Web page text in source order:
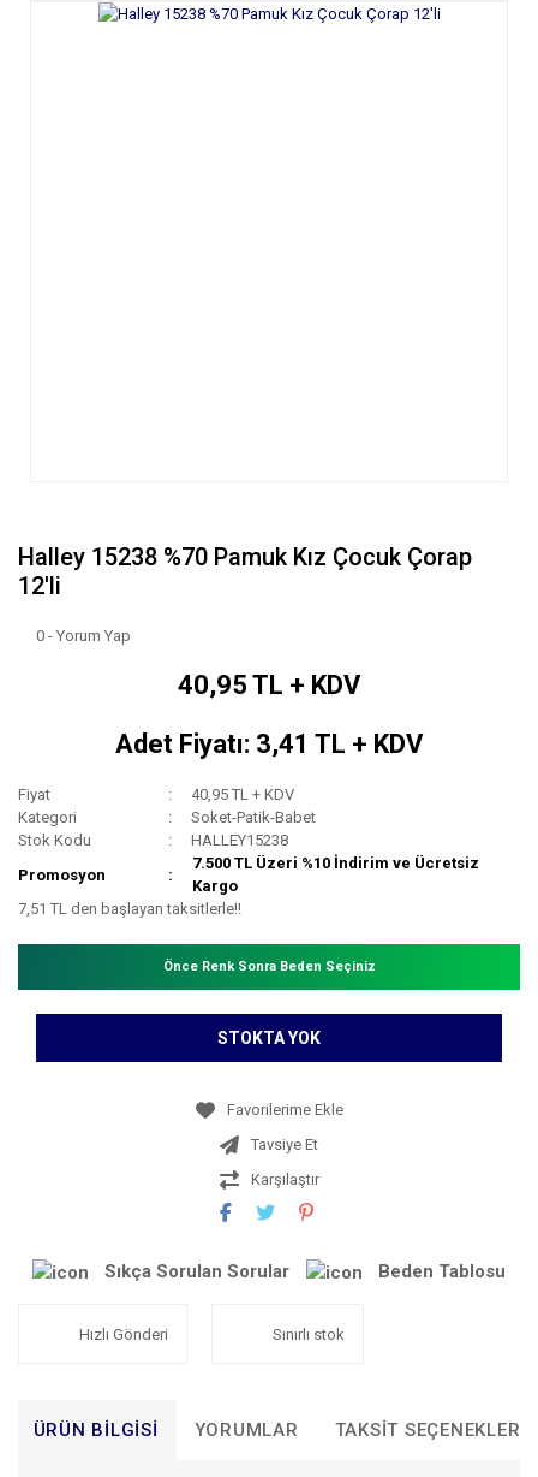
Halley 15238 %70 Pamuk Kız Çocuk Çorap
12'li
0 - Yorum Yap
40,95 TL + KDV
Adet Fiyatı: 3,41 TL + KDV
Fiyat
40,95 TL + KDV
Kategori
Soket-Patik-Babet
Stok Kodu
HALLEY15238
Promosyon
7.500 TL Üzeri %10 İndirim ve Ücretsiz
Kargo
7,51 TL den başlayan taksitlerle!!
Önce Renk Sonra Beden Seçiniz
STOKTA YOK
Tavsiye Et
Karşılaştır
Sıkça Sorulan Sorular Beden Tablosu
Hızlı Gönderi Sınırlı stok
ÜRÜN BILGISI YORUMLAR TAKSIT SEÇENEKLERI